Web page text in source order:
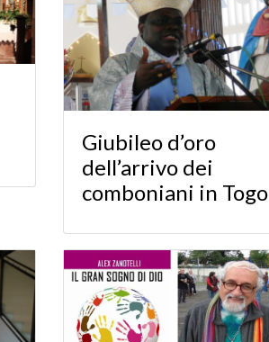
Giubileo d’oro
dell’arrivo dei
comboniani in Togo